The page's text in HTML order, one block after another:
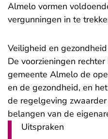
Almelo vormen
vergunningen in te
Veiligheid en gezondheid
De voorzieningen
gemeente Almelo de
en de gezondheid, en
de regelgeving
belangen van de
Uitspraken